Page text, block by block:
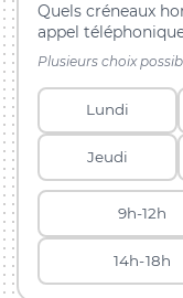
Quels créneaux
appel
Plusieurs choix
Lundi
Jeudi
9h-12h
14h-18h